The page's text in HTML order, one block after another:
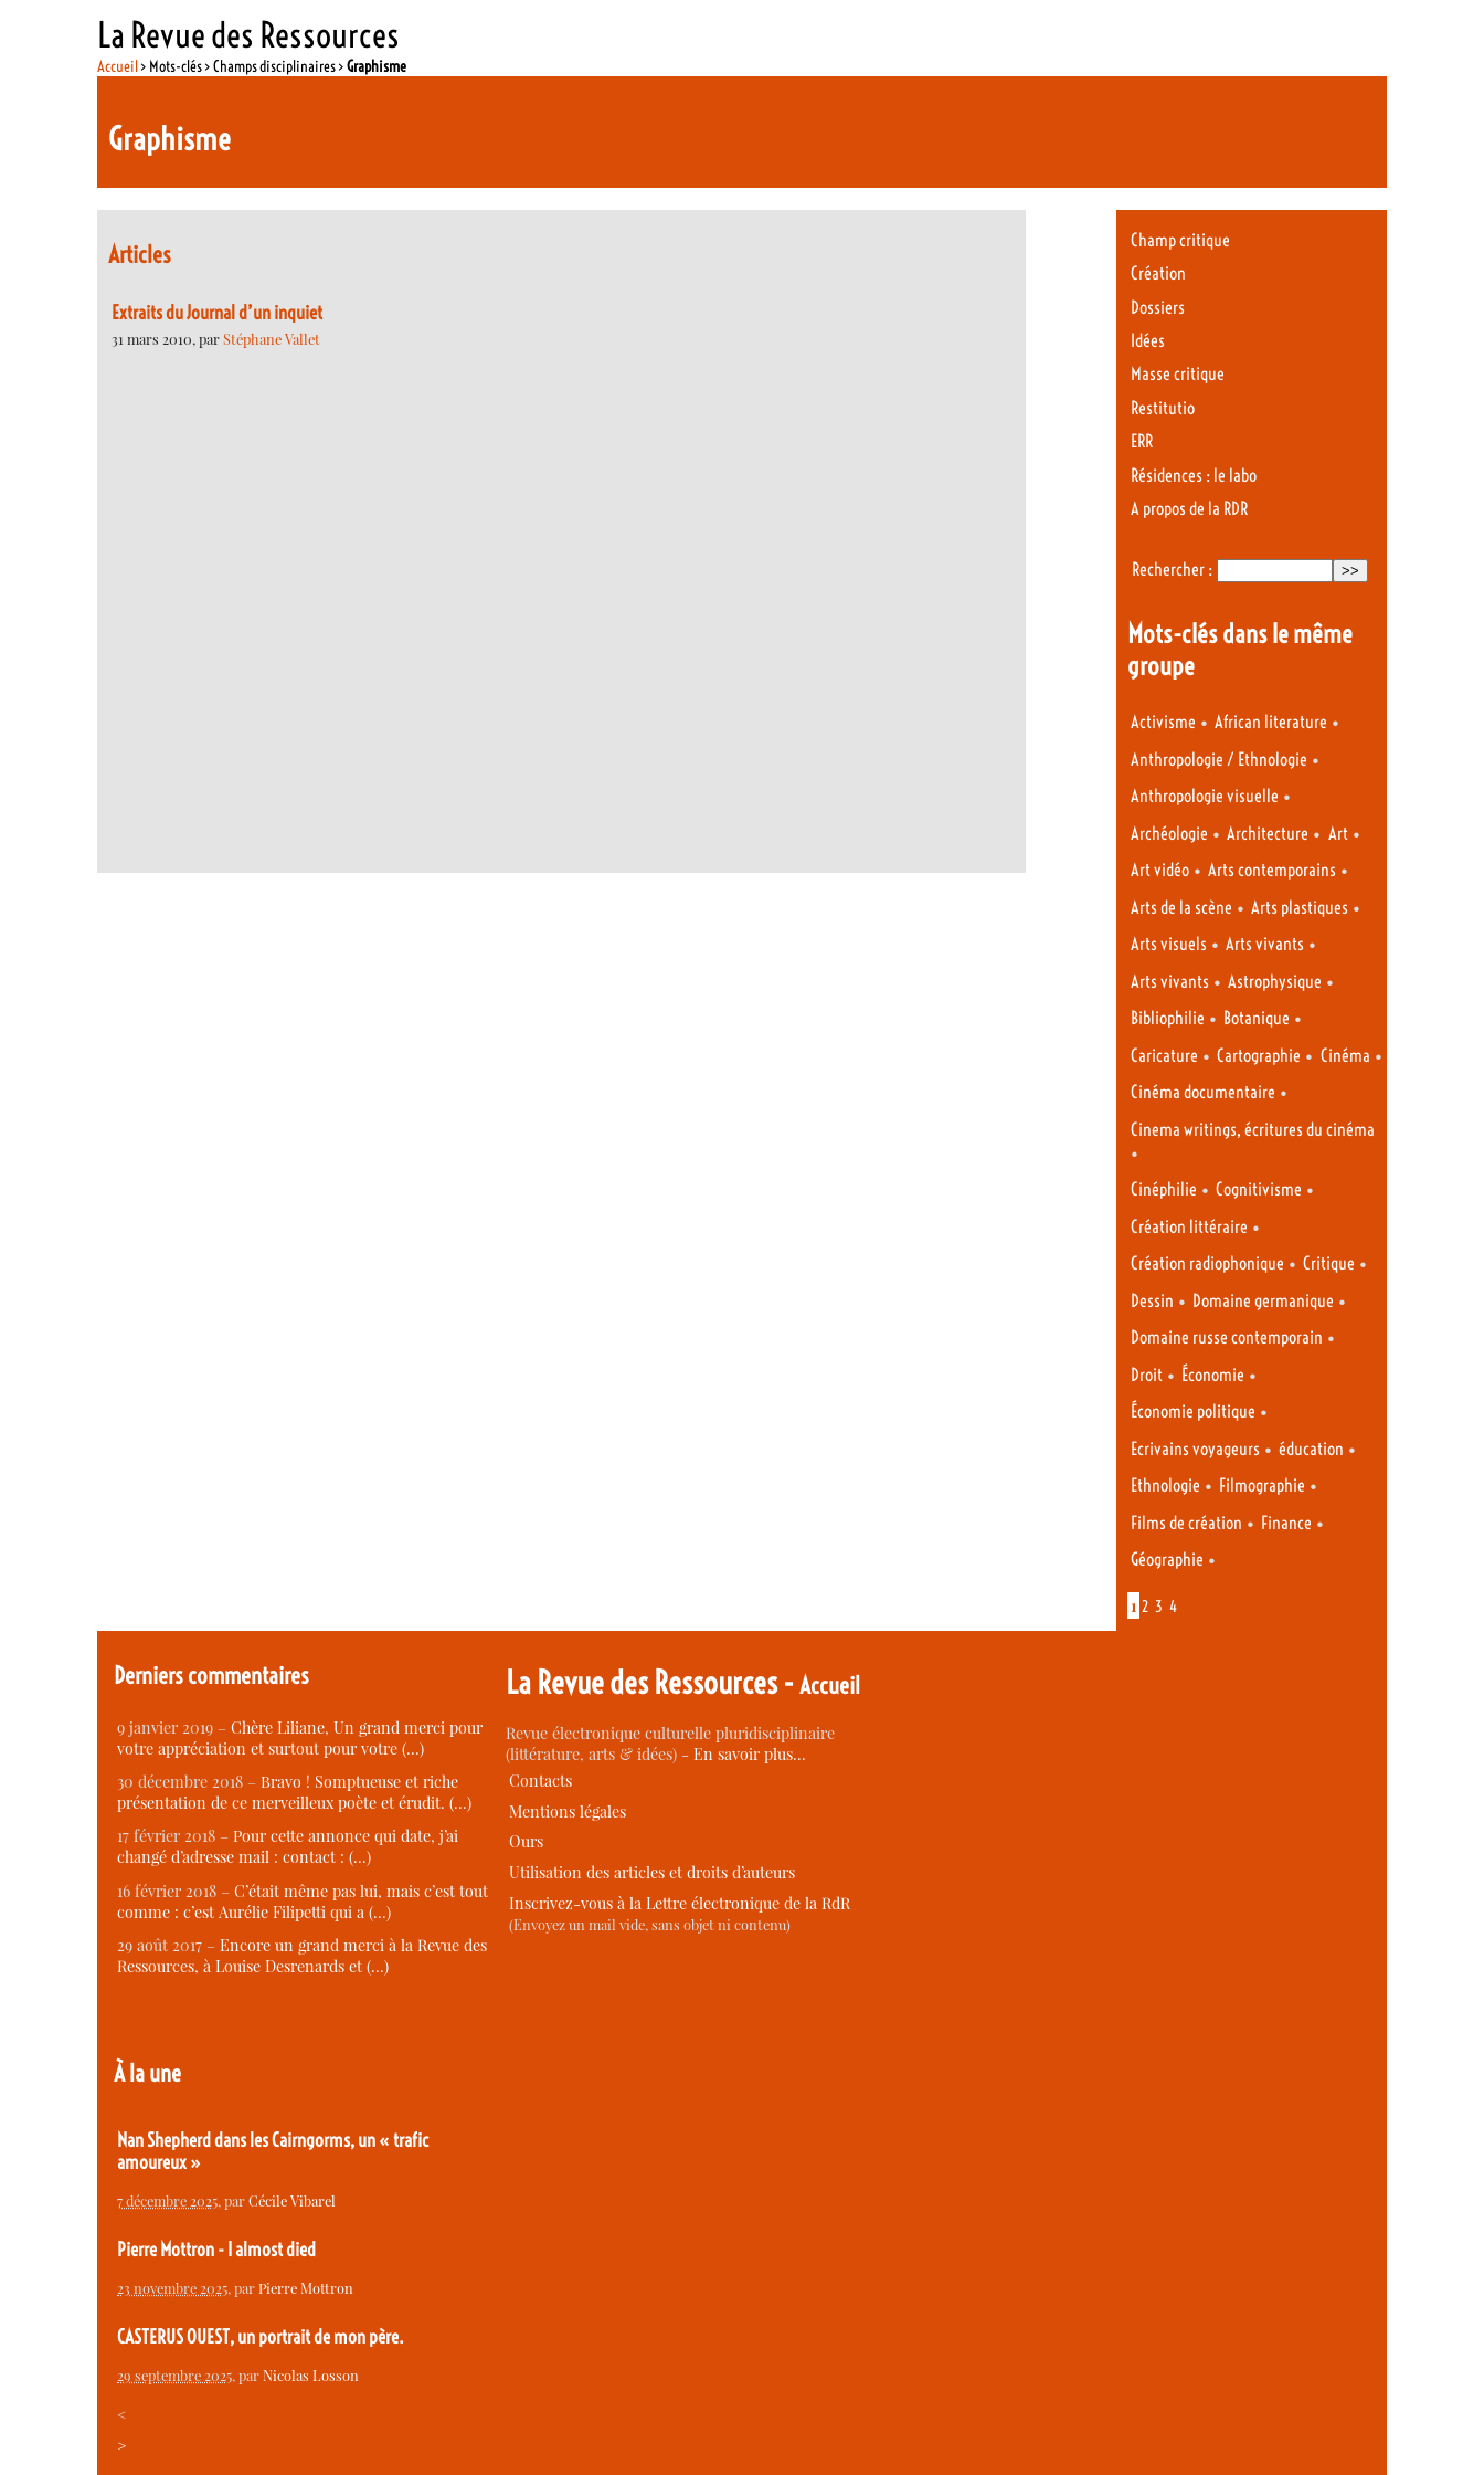
La Revue des Ressources
Accueil> Mots-clés > Champs disciplinaires >Graphisme
Graphisme
Articles
Extraits du Journal d’un inquiet
31 mars 2010, parStéphane Vallet
Champ critique
Création
Dossiers
Idées
Masse critique
Restitutio
ERR
Résidences : le labo
A propos de la RDR
Rechercher :
Mots-clés dans le même
groupe
Activisme • African literature •
Anthropologie / Ethnologie •
Anthropologie visuelle •
Archéologie • Architecture • Art•
Art vidéo • Arts contemporains •
Arts de la scène • Arts plastiques •
Arts visuels • Arts vivants •
Arts vivants • Astrophysique •
Bibliophilie • Botanique •
Caricature • Cartographie • Cinéma •
Cinéma documentaire •
Cinema writings, écritures du cinéma
•
Cinéphilie • Cognitivisme •
Création littéraire •
Création radiophonique • Critique •
Dessin • Domaine germanique •
Domaine russe contemporain •
Droit • Économie •
Économie politique •
Ecrivains voyageurs • éducation •
Ethnologie • Filmographie •
Films de création • Finance •
Géographie •
1 2 3 4
Derniers commentaires
9 janvier 2019 – Chère Liliane, Un grand merci pour
votre appréciation et surtout pour votre (…)
30 décembre 2018 – Bravo ! Somptueuse et riche
présentation de ce merveilleux poète et érudit. (…)
17 février 2018 – Pour cette annonce qui date, j’ai
changé d’adresse mail : contact : (…)
16 février 2018 – C’était même pas lui, mais c’est tout
comme : c’est Aurélie Filipetti qui a (…)
29 août 2017 – Encore un grand merci à la Revue des
Ressources, à Louise Desrenards et (…)
À la une
Nan Shepherd dans les Cairngorms, un « trafic
amoureux »
7 décembre 2025, parCécile Vibarel
Pierre Mottron - I almost died
23 novembre 2025, parPierre Mottron
CASTERUS OUEST, un portrait de mon père.
29 septembre 2025, parNicolas Losson
<
>
La Revue des Ressources -Accueil
Revue électronique culturelle pluridisciplinaire
(littérature, arts & idées) -En savoir plus…
Contacts
Mentions légales
Ours
Utilisation des articles et droits d’auteurs
Inscrivez-vous à la Lettre électronique de la RdR
(Envoyez un mail vide, sans objet ni contenu)